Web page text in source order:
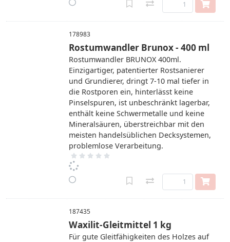
178983
Rostumwandler Brunox - 400 ml
Rostumwandler BRUNOX 400ml.
Einzigartiger, patentierter Rostsanierer
und Grundierer, dringt 7-10 mal tiefer in
die Rostporen ein, hinterlässt keine
Pinselspuren, ist unbeschränkt lagerbar,
enthält keine Schwermetalle und keine
Mineralsäuren, überstreichbar mit den
meisten handelsüblichen Decksystemen,
problemlose Verarbeitung.
187435
Waxilit-Gleitmittel 1 kg
Für gute Gleitfähigkeiten des Holzes auf